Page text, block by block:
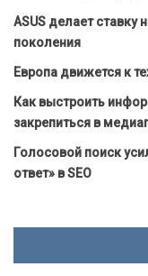
ASUS делает ставку
поколения
Европа движется к
Как выстроить
закрепиться в
Голосовой поиск
ответ» в SEO